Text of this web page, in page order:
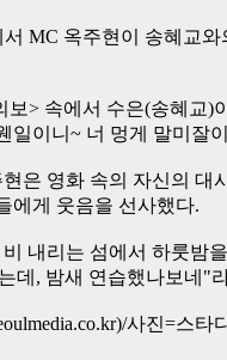
서 MC 옥주현이 송혜교
보> 속에서 수은(송혜교)
일이니~ 너 멍게 말미잘
은 영화 속의 자신의
에게 웃음을 선사했다.
내리는 섬에서 하룻밤
데, 밤새 연습했나보네"
사진=스